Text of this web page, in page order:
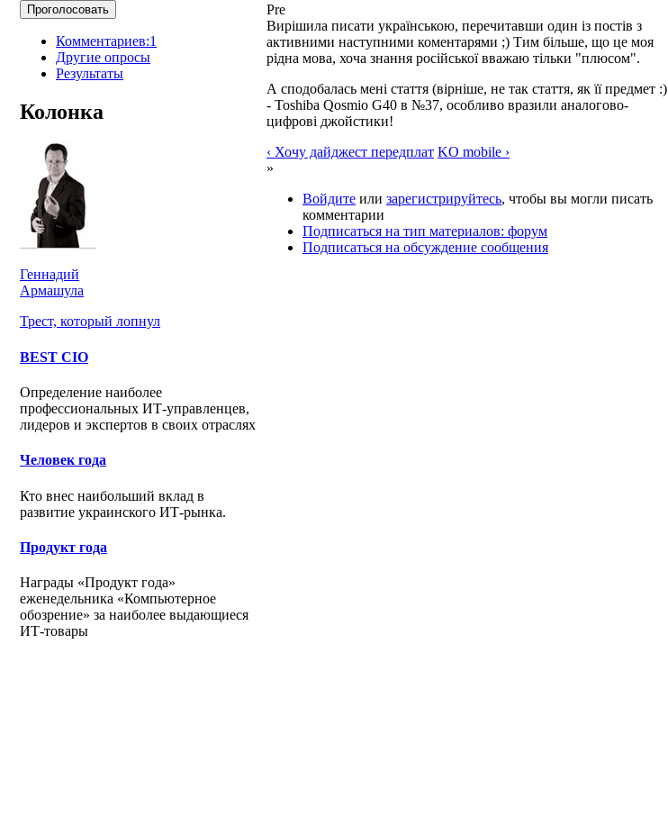
Комментариев:1
Другие опросы
Результаты
Колонка
Геннадий
Армашула
Трест, который лопнул
BEST CIO
Определение наиболее
профессиональных ИТ-управленцев,
лидеров и экспертов в своих отраслях
Человек года
Кто внес наибольший вклад в
развитие украинского ИТ-рынка.
Продукт года
Награды «Продукт года»
еженедельника «Компьютерное
обозрение» за наиболее выдающиеся
ИТ-товары
Pre
Вирішила писати українською, перечитавши один із постів з
активними наступними коментарями ;) Тим більше, що це моя
рідна мова, хоча знання російської вважаю тільки "плюсом".
А сподобалась мені стаття (вірніше, не так стаття, як її предмет :)
- Toshiba Qosmio G40 в №37, особливо вразили аналогово-
цифрові джойстики!
‹ Хочу дайджест передплат KO mobile ›
»
Войдите или зарегистрируйтесь, чтобы вы могли писать
комментарии
Подписаться на тип материалов: форум
Подписаться на обсуждение сообщения